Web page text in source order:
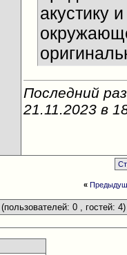
акустику
Последний
21.11.2023 в
«
(пользователей: 0 , гостей: 4)